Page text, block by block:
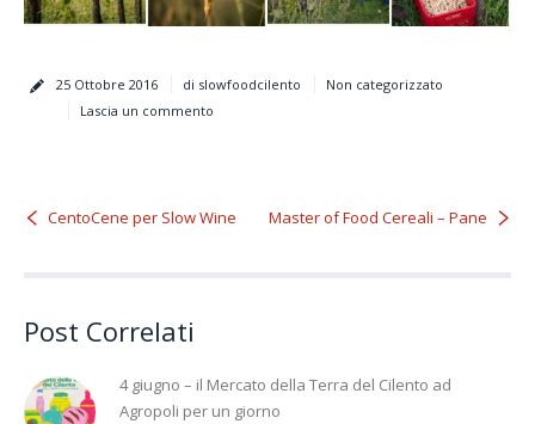
25 Ottobre 2016 di slowfoodcilento
Non categorizzato
Lascia un commento
CentoCene per Slow Wine Master of Food Cereali – Pane
Post Correlati
4 giugno – il Mercato della Terra del Cilento ad
Agropoli per un giorno